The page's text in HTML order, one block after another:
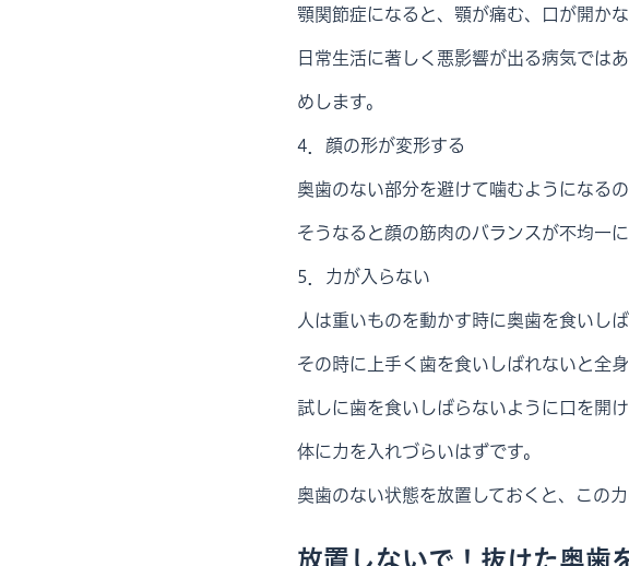
顎関節症になると、顎が痛む、口が開か
日常生活に著しく悪影響が出る病気では
めします。
4．顔の形が変形する
奥歯のない部分を避けて噛むようになる
そうなると顔の筋肉のバランスが不均一
5．力が入らない
人は重いものを動かす時に奥歯を食いし
その時に上手く歯を食いしばれないと全
試しに歯を食いしばらないように口を開
体に力を入れづらいはずです。
奥歯のない状態を放置しておくと、この
放置しないで！抜けた奥歯